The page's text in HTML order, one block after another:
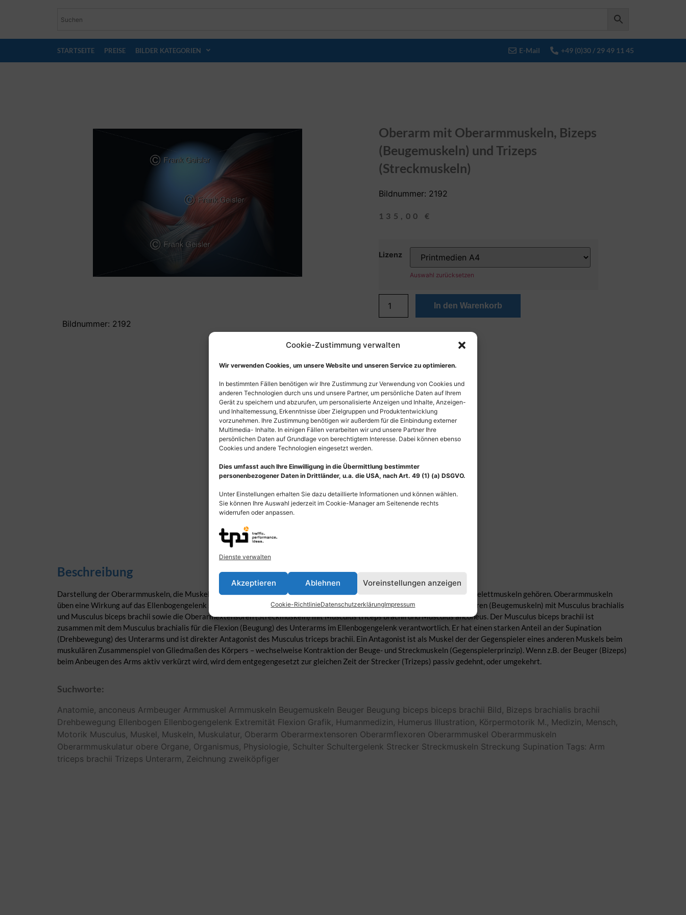
Cookie-Zustimmung verwalten
Wir verwenden Cookies, um unsere Website und unseren Service zu optimieren.
In bestimmten Fällen benötigen wir Ihre Zustimmung zur Verwendung von Cookies und
anderen Technologien durch uns und unsere Partner, um persönliche Daten auf Ihrem
Gerät zu speichern und abzurufen, um personalisierte Anzeigen und Inhalte, Anzeigen-
und Inhaltemessung, Erkenntnisse über Zielgruppen und Produktentwicklung
vorzunehmen. Ihre Zustimmung benötigen wir außerdem für die Einbindung externer
Multimedia- Inhalte. In einigen Fällen verarbeiten wir und unsere Partner Ihre
persönlichen Daten auf Grundlage von berechtigtem Interesse. Dabei können ebenso
Cookies und andere Technologien eingesetzt werden.
Dies umfasst auch Ihre Einwilligung in die Übermittlung bestimmter
personenbezogener Daten in Drittländer, u.a. die USA, nach Art. 49 (1) (a) DSGVO.
Unter Einstellungen erhalten Sie dazu detaillierte Informationen und können wählen.
Sie können Ihre Auswahl jederzeit im Cookie-Manager am Seitenende rechts
widerrufen oder anpassen.
Dienste verwalten
Akzeptieren Ablehnen Voreinstellungen anzeigen
Cookie-RichtlinieDatenschutzerklärungImpressum
STARTSEITE PREISE BILDER KATEGORIEN E-Mail +49 (0)30 / 29 49 11 45
Bildnummer: 2192
Oberarm mit Oberarmmuskeln, Bizeps
(Beugemuskeln) und Trizeps
(Streckmuskeln)
Bildnummer: 2192
135,00 €
Lizenz
Auswahl zurücksetzen
In den Warenkorb
Beschreibung
Darstellung der Oberarmmuskeln, die Muskelmasse des Oberarms, die in enger Beziehung zum Humerus stehen und zu den Skelettmuskeln gehören. Oberarmmuskeln
üben eine Wirkung auf das Ellenbogengelenk sowie das Schultergelenk aus. Man unterteilt sie in zwei Gruppen: Oberarmflexoren (Beugemuskeln) mit Musculus brachialis
und Musculus biceps brachii sowie die Oberarmextensoren (Streckmuskeln) mit Musculus triceps brachii und Musculus anconeus. Der Musculus biceps brachii ist
zusammen mit dem Musculus brachialis für die Flexion (Beugung) des Unterarms im Ellenbogengelenk verantwortlich. Er hat einen starken Anteil an der Supination
(Drehbewegung) des Unterarms und ist direkter Antagonist des Musculus triceps brachii. Ein Antagonist ist als Muskel der der Gegenspieler eines anderen Muskels beim
muskulären Zusammenspiel von Gliedmaßen des Körpers – wechselweise Kontraktion der Beuge- und Streckmuskeln (Gegenspielerprinzip). Wenn z.B. der Beuger (Bizeps)
beim Anbeugen des Arms aktiv verkürzt wird, wird dem entgegengesetzt zur gleichen Zeit der Strecker (Trizeps) passiv gedehnt, oder umgekehrt.
Suchworte:
Anatomie, anconeus Armbeuger Armmuskel Armmuskeln Beugemuskeln Beuger Beugung biceps biceps brachii Bild, Bizeps brachialis brachii
Drehbewegung Ellenbogen Ellenbogengelenk Extremität Flexion Grafik, Humanmedizin, Humerus Illustration, Körpermotorik M., Medizin, Mensch,
Motorik Musculus, Muskel, Muskeln, Muskulatur, Oberarm Oberarmextensoren Oberarmflexoren Oberarmmuskel Oberarmmuskeln
Oberarmmuskulatur obere Organe, Organismus, Physiologie, Schulter Schultergelenk Strecker Streckmuskeln Streckung Supination Tags: Arm
triceps brachii Trizeps Unterarm, Zeichnung zweiköpfiger